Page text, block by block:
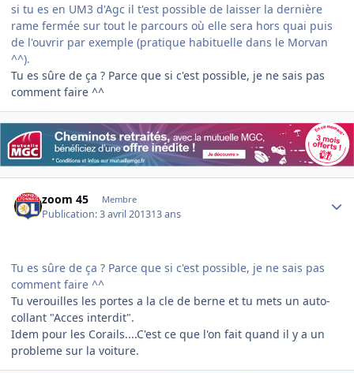
si tu es en UM3 d'Agc il t'est possible de laisser la dernière
rame fermée sur tout le parcours où elle sera hors quai puis
de l'ouvrir par exemple (pratique habituelle dans le Morvan
^^).
Tu es sûre de ça ? Parce que si c'est possible, je ne sais pas
comment faire ^^
zoom 45 Membre
Publication:3 avril 201313 ans
Tu es sûre de ça ? Parce que si c'est possible, je ne sais pas
comment faire ^^
Tu verouilles les portes a la cle de berne et tu mets un auto-
collant "Acces interdit".
Idem pour les Corails....C'est ce que l'on fait quand il y a un
probleme sur la voiture.